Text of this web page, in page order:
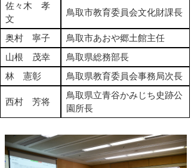
佐々木 孝
文
鳥取市教育委員会文化財課長
奥村 寧子
鳥取市あおや郷土館主任
山根 茂幸
鳥取県総務部長
林 憲彰
鳥取県教育委員会事務局次長
西村 芳将
鳥取県立青谷かみじち史跡公
園所長